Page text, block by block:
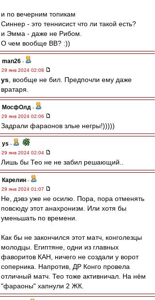
и по вечерним топикам
Синнер - это теннисист что ли такой есть?
и Эмма - даже не Рибом.
О чем вообще ВВ? :))
man26 -
29 янв 2024 02:08
ys , вообще не бил. Предпочли ему даже
вратаря.
МосфОлд -
29 янв 2024 02:06
Задрали фараонов злые негры!)))))
ys -
29 янв 2024 02:04
Лишь бы Тео не не забил решающий..
Карелин -
29 янв 2024 01:07
Не, дэвэ уже не осилю. Пора, пора отменять
повсюду этот анахронизм. Или хотя бы
уменьшать по времени.
Как бы не закончился этот матч, конголезцы
молодцы. Египтяне, одни из главных
фаворитов КАН, ничего не создали у ворот
соперника. Напротив, ДР Конго провела
отличный матч. Тео тоже активничал. На нём
"фараоны" хапнули 2 ЖК.